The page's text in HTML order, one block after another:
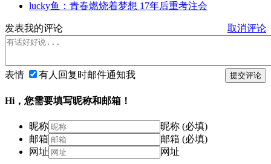
lucky鱼：青春燃烧着梦想 17年后重考注会
发表我的评论 取消评论
提交评论
表情 有人回复时邮件通知我
Hi，您需要填写昵称和邮箱！
昵称
昵称 (必填)
邮箱
邮箱 (必填)
网址
网址